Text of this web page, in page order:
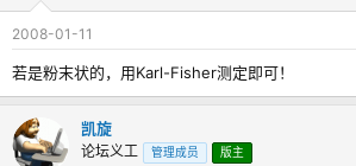
2008-01-11
若是粉末状的，用Karl-Fisher测定即可！
凯旋
论坛义工 管理成员 版主